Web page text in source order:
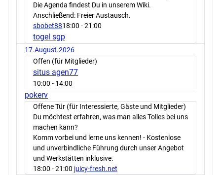
Die Agenda findest Du in unserem Wiki.
Anschließend: Freier Austausch.
sbobet8818:00 - 21:00
togel sgp
17.August.2026
Offen (für Mitglieder)
situs agen77
10:00 - 14:00
pokerv
Offene Tür (für Interessierte, Gäste und Mitglieder)
Du möchtest erfahren, was man alles Tolles bei uns
machen kann?
Komm vorbei und lerne uns kennen! - Kostenlose
und unverbindliche Führung durch unser Angebot
und Werkstätten inklusive.
18:00 - 21:00 juicy-fresh.net